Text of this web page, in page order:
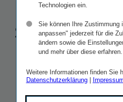
sozial
Technologien ein.
Sie können Ihre Zustimmung
anpassen" jederzeit für die
ändern sowie die
und mehr über diese erfahren.
Weitere Informationen finden Sie
Datenschutzerklärung|